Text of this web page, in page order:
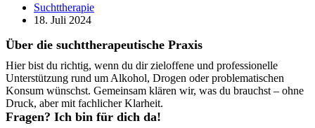
Suchttherapie
18. Juli 2024
Über die suchttherapeutische Praxis
Hier bist du richtig, wenn du dir zieloffene und professionelle
Unterstützung rund um Alkohol, Drogen oder problematischen
Konsum wünschst. Gemeinsam klären wir, was du brauchst – ohne
Druck, aber mit fachlicher Klarheit.
Fragen? Ich bin für dich da!